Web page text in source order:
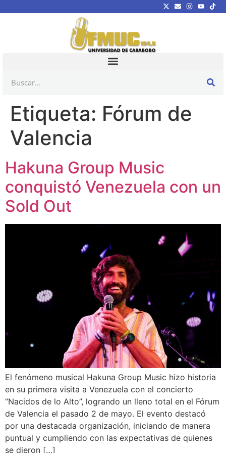
Etiqueta: Fórum de
Valencia
Hakuna Group Music
conquistó Venezuela con un
Sold Out
El fenómeno musical Hakuna Group Music hizo historia
en su primera visita a Venezuela con el concierto
“Nacidos de lo Alto”, logrando un lleno total en el Fórum
de Valencia el pasado 2 de mayo. El evento destacó
por una destacada organización, iniciando de manera
puntual y cumpliendo con las expectativas de quienes
se dieron […]